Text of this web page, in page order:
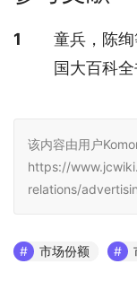
参考文献
1
童兵，陈
国大百科
该内容由用户
https://
relations/
市场份额